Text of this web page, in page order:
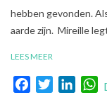
hebben gevonden.
aarde zijn. Mireille
LEES MEER
FacebookTwitter